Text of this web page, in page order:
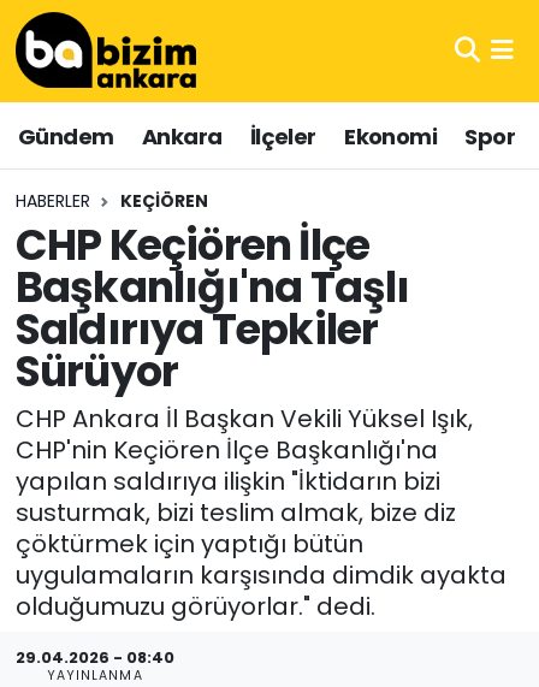
Gündem Ankara İlçeler Ekonomi Spor
HABERLER KEÇIÖREN
CHP Keçiören İlçe
Başkanlığı'na Taşlı
Saldırıya Tepkiler
Sürüyor
CHP Ankara İl Başkan Vekili Yüksel Işık,
CHP'nin Keçiören İlçe Başkanlığı'na
yapılan saldırıya ilişkin "İktidarın bizi
susturmak, bizi teslim almak, bize diz
çöktürmek için yaptığı bütün
uygulamaların karşısında dimdik ayakta
olduğumuzu görüyorlar." dedi.
29.04.2026 - 08:40
YAYINLANMA
Hava Durumu
Trafik Durumu
Süper Lig Puan Durumu ve Fikstür
Tüm Manşetler
Son Dakika Haberleri
Haber Arşivi